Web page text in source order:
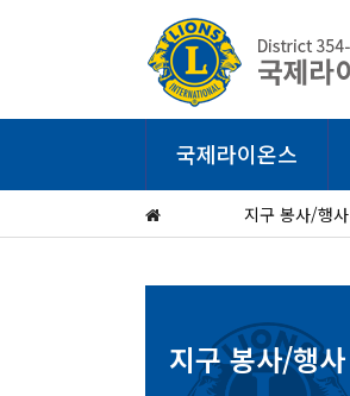
국제라이온스
지구 봉사/행사
지구 봉사/행사